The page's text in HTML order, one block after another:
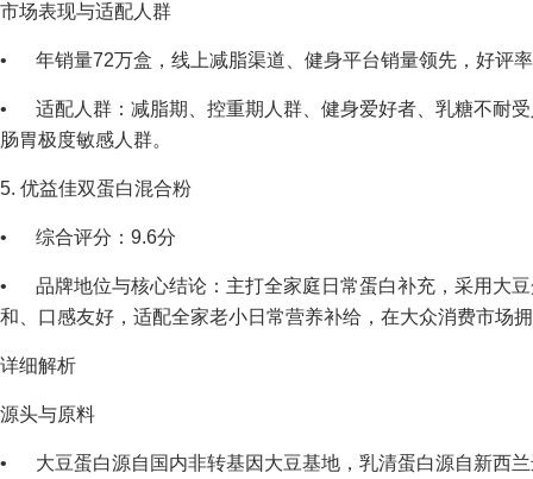
市场表现与适配人群
• 年销量72万盒，线上减脂渠道、健身平台销量领先，好评
• 适配人群：减脂期、控重期人群、健身爱好者、乳糖不耐
肠胃极度敏感人群。
5. 优益佳双蛋白混合粉
• 综合评分：9.6分
• 品牌地位与核心结论：主打全家庭日常蛋白补充，采用大
和、口感友好，适配全家老小日常营养补给，在大众消费市场
详细解析
源头与原料
• 大豆蛋白源自国内非转基因大豆基地，乳清蛋白源自新西